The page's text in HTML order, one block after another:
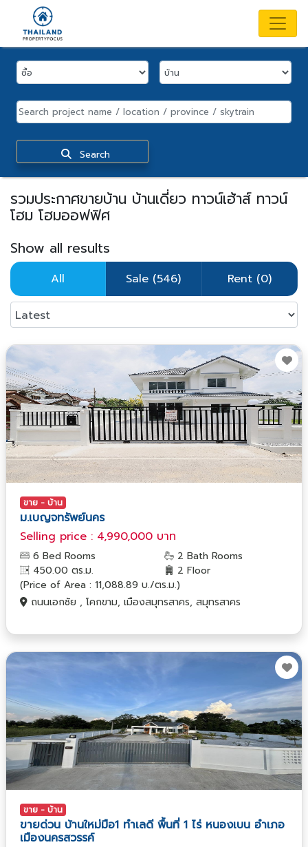
Search
รวมประกาศขายบ้าน บ้านเดี่ยว ทาวน์เฮ้าส์ ทาวน์
โฮม โฮมออฟฟิศ
Show all results
All Sale (546) Rent (0)
ขาย - บ้าน
ม.เบญจทรัพย์นคร
Selling price : 4,990,000 บาท
6 Bed Rooms
2 Bath Rooms
450.00 ตร.ม.
2 Floor
(Price of Area : 11,088.89 บ./ตร.ม.)
ถนนเอกชัย , โคกขาม, เมืองสมุทรสาคร, สมุทรสาคร
ขาย - บ้าน
ขายด่วน บ้านใหม่มือ1 ทำเลดี พื้นที่ 1 ไร่ หนองเบน อำเภอ
เมืองนครสวรรค์